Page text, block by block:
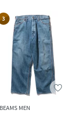
3
BEAMS MEN